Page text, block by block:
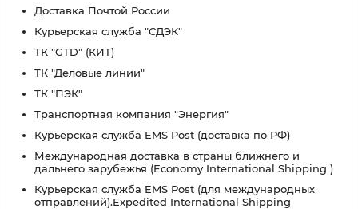
Доставка Почтой России
Курьерская служба "СДЭК"
ТК "GTD" (КИТ)
ТК "Деловые линии"
ТК "ПЭК"
Транспортная компания "Энергия"
Курьерская служба EMS Post (доставка по РФ)
Международная доставка в страны ближнего и
дальнего зарубежья (Economy International Shipping )
Курьерская служба EMS Post (для международных
отправлений).Expedited International Shipping